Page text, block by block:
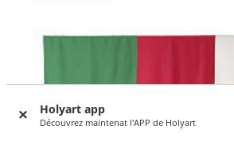
Holyart app
Découvrez maintenat l'APP de Holyart